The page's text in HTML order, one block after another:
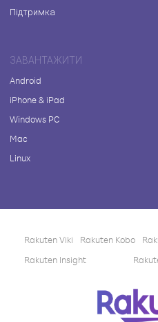
Підтримка
ЗАВАНТАЖИТИ
Android
iPhone & iPad
Windows PC
Mac
Linux
Rakuten Viki Rakuten Kobo
Rakuten Insight